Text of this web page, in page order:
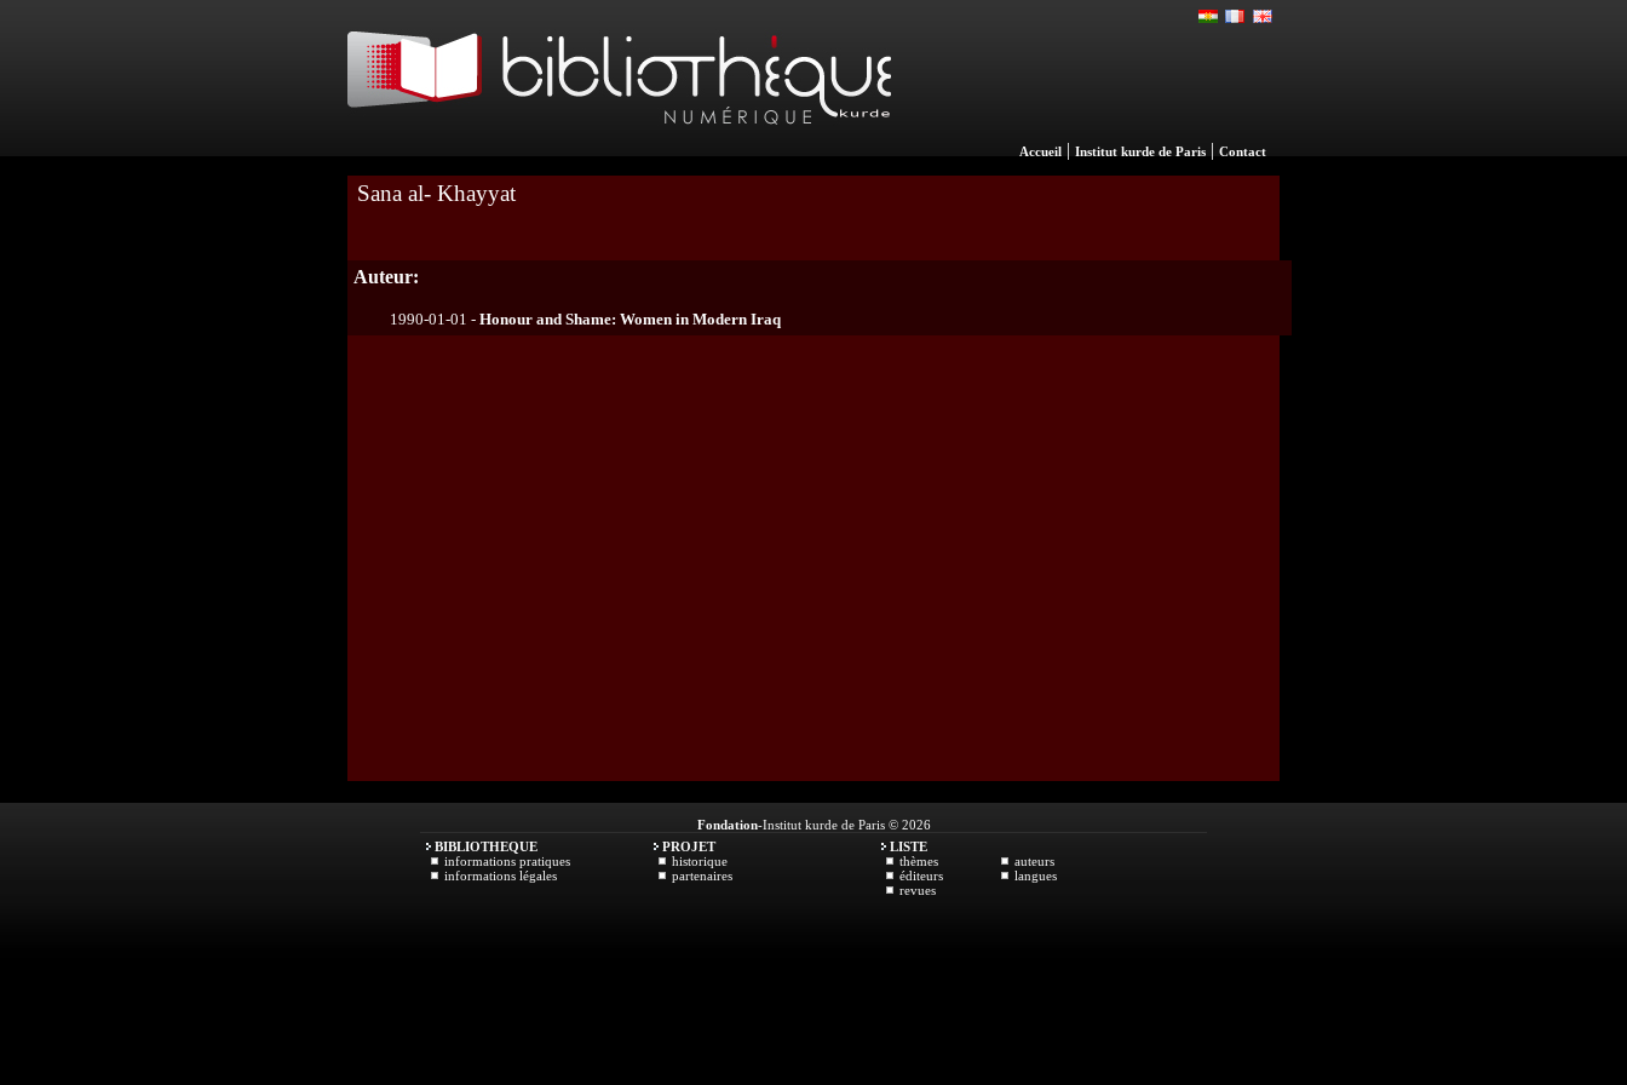
Accueil | Institut kurde de Paris | Contact
Sana al- Khayyat
Auteur:
1990-01-01 - Honour and Shame: Women in Modern Iraq
Fondation-Institut kurde de Paris © 2026
BIBLIOTHEQUE
informations pratiques
informations légales
PROJET
historique
partenaires
LISTE
thèmes
auteurs
éditeurs
langues
revues